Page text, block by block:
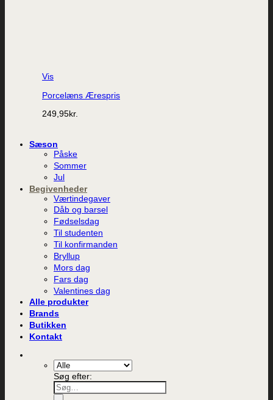
Vis
Porcelæns Ærespris
249,95kr.
Sæson
Påske
Sommer
Jul
Begivenheder
Værtindegaver
Dåb og barsel
Fødselsdag
Til studenten
Til konfirmanden
Bryllup
Mors dag
Fars dag
Valentines dag
Alle produkter
Brands
Butikken
Kontakt
Søg efter: